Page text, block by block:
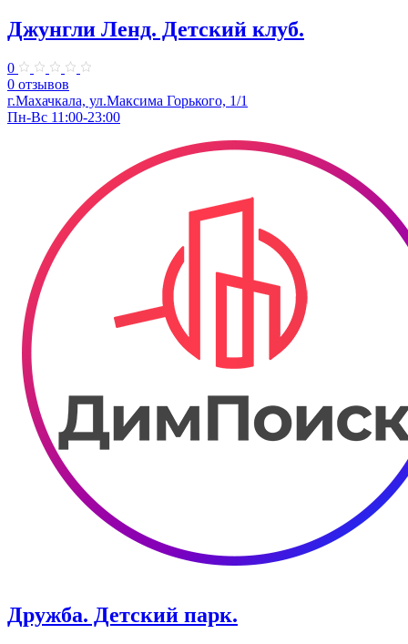
Джунгли Ленд. Детский клуб.
0
0 отзывов
г.Махачкала, ​ул.Максима Горького, 1/1
Пн-Вс 11:00-23:00
Дружба. Детский парк.